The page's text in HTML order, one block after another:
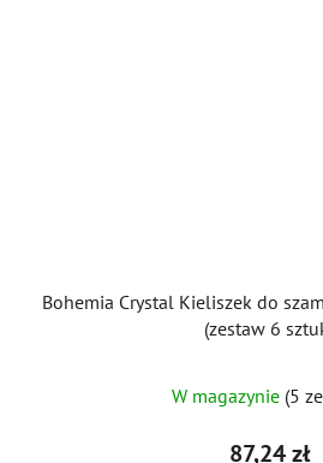
Bohemia Crystal Kieliszek do
(zestaw 6
W magazynie (5
87,24 zł